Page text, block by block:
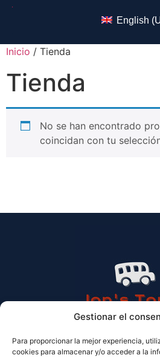
Gestionar el
Para proporcionar la mejor experiencia,
cookies para almacenar y/o acceder a la
English
Inicio / Tienda
Tienda
No se han encontrado
coincidan con tu